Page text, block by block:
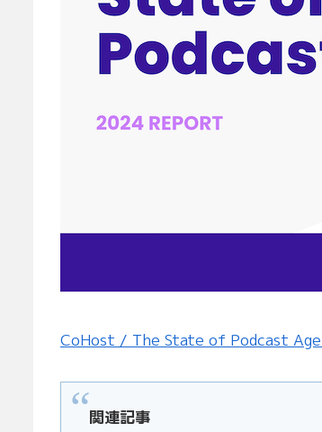
CoHost / The State of Podcast
関連記事